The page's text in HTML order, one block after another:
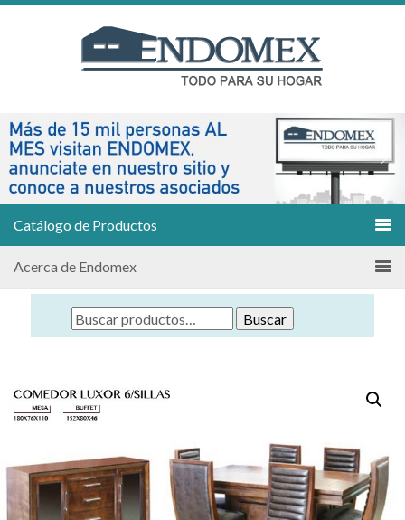
Catálogo de Productos
Acerca de Endomex
Buscar